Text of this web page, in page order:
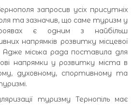
запросив усіх присутніх
та зазначив, що саме туризм у
є одним з найбільш
напрямків розвитку місцевої
Адже міська рада поставила для
напрямки у розвитку міста в
духовному, спортивному та
туризму Тернопіль має